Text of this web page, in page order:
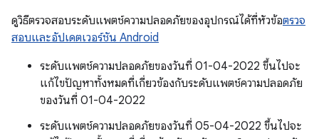
ดูวิธีตรวจสอบระดับแพตช์ความปลอดภัยของอุปกรณ์ได้ที่หัวข้อตรวจ
สอบและอัปเดตเวอร์ชัน Android
ระดับแพตช์ความปลอดภัยของวันที่ 01-04-2022 ขึ้นไปจะ
แก้ไขปัญหาทั้งหมดที่เกี่ยวข้องกับระดับแพตช์ความปลอดภัย
ของวันที่ 01-04-2022
ระดับแพตช์ความปลอดภัยของวันที่ 05-04-2022 ขึ้นไปจะ